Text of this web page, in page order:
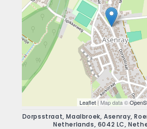
Leaflet| Map data ©
Dorpsstraat, Maalbroek, Asenray,
Netherlands, 6042 LC,